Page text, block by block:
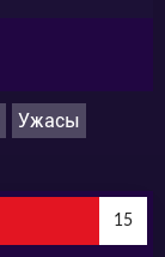
Ужасы
15